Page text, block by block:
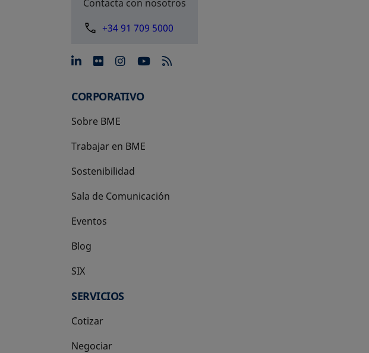
Contacta con nosotros
+34 91 709 5000
se abre en una pestaña nueva
se abre en una pestaña nueva
se abre en una pestaña nueva
se abre en una pestaña nueva
CORPORATIVO
Sobre BME
Trabajar en BME
Sostenibilidad
Sala de Comunicación
Eventos
Blog
SIX
se abre en una pestaña nueva
SERVICIOS
Cotizar
Negociar